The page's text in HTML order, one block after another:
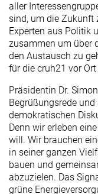
aller
sind, um die Zukunft
Experten aus Politik
zusammen um über
den Austausch zu
für die cruh21 vor
Präsidentin Dr.
Begrüßungsrede
demokratischen
Denn wir erleben
will. Wir brauchen
in seiner ganzen
bauen und
abzuzielen. Das
grüne